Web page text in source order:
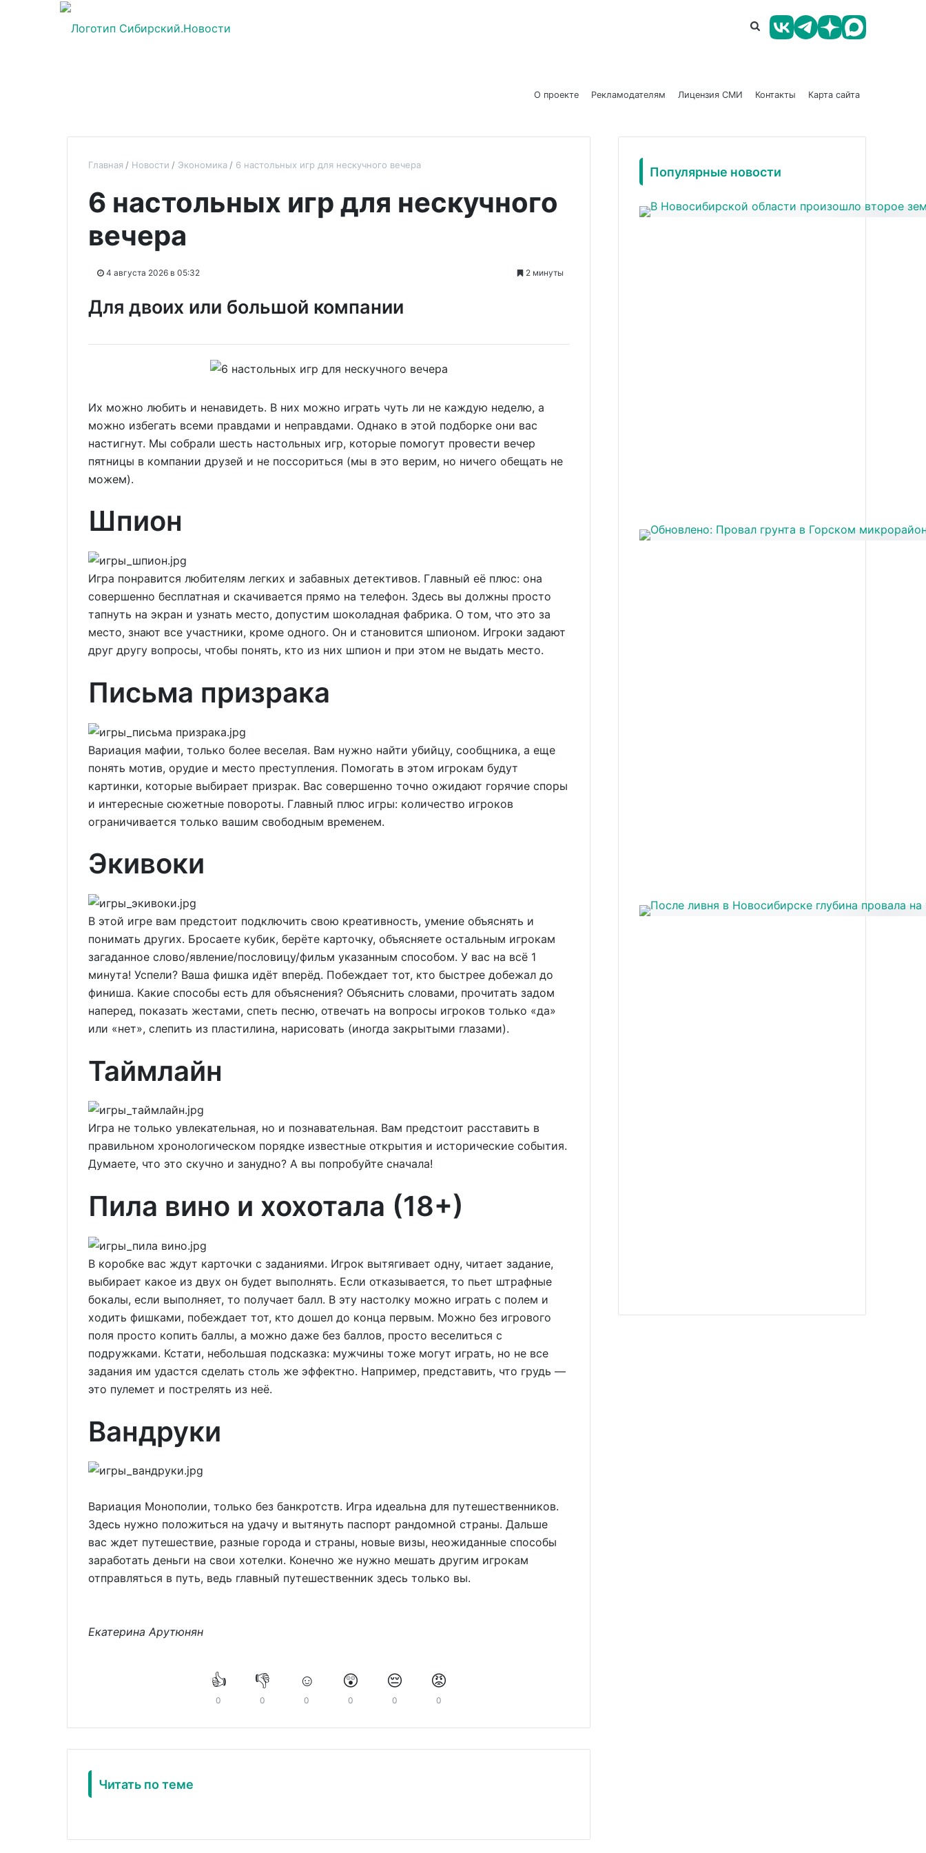
О проекте Рекламодателям Лицензия СМИ Контакты Карта сайта
Главная Новости Экономика 6 настольных игр для нескучного вечера
6 настольных игр для нескучного
вечера
4 августа 2026 в 05:32 2 минуты
Для двоих или большой компании
Их можно любить и ненавидеть. В них можно играть чуть ли не каждую неделю, а
можно избегать всеми правдами и неправдами. Однако в этой подборке они вас
настигнут. Мы собрали шесть настольных игр, которые помогут провести вечер
пятницы в компании друзей и не поссориться (мы в это верим, но ничего обещать не
можем).
Шпион
Игра понравится любителям легких и забавных детективов. Главный её плюс: она
совершенно бесплатная и скачивается прямо на телефон. Здесь вы должны просто
тапнуть на экран и узнать место, допустим шоколадная фабрика. О том, что это за
место, знают все участники, кроме одного. Он и становится шпионом. Игроки задают
друг другу вопросы, чтобы понять, кто из них шпион и при этом не выдать место.
Письма призрака
Вариация мафии, только более веселая. Вам нужно найти убийцу, сообщника, а еще
понять мотив, орудие и место преступления. Помогать в этом игрокам будут
картинки, которые выбирает призрак. Вас совершенно точно ожидают горячие споры
и интересные сюжетные повороты. Главный плюс игры: количество игроков
ограничивается только вашим свободным временем.
Экивоки
В этой игре вам предстоит подключить свою креативность, умение объяснять и
понимать других. Бросаете кубик, берёте карточку, объясняете остальным игрокам
загаданное слово/явление/пословицу/фильм указанным способом. У вас на всё 1
минута! Успели? Ваша фишка идёт вперёд. Побеждает тот, кто быстрее добежал до
финиша. Какие способы есть для объяснения? Объяснить словами, прочитать задом
наперед, показать жестами, спеть песню, отвечать на вопросы игроков только «да»
или «нет», слепить из пластилина, нарисовать (иногда закрытыми глазами).
Таймлайн
Игра не только увлекательная, но и познавательная. Вам предстоит расставить в
правильном хронологическом порядке известные открытия и исторические события.
Думаете, что это скучно и занудно? А вы попробуйте сначала!
Пила вино и хохотала (18+)
В коробке вас ждут карточки с заданиями. Игрок вытягивает одну, читает задание,
выбирает какое из двух он будет выполнять. Если отказывается, то пьет штрафные
бокалы, если выполняет, то получает балл. В эту настолку можно играть с полем и
ходить фишками, побеждает тот, кто дошел до конца первым. Можно без игрового
поля просто копить баллы, а можно даже без баллов, просто веселиться с
подружками. Кстати, небольшая подсказка: мужчины тоже могут играть, но не все
задания им удастся сделать столь же эффектно. Например, представить, что грудь —
это пулемет и пострелять из неё.
Вандруки
Вариация Монополии, только без банкротств. Игра идеальна для путешественников.
Здесь нужно положиться на удачу и вытянуть паспорт рандомной страны. Дальше
вас ждет путешествие, разные города и страны, новые визы, неожиданные способы
заработать деньги на свои хотелки. Конечно же нужно мешать другим игрокам
отправляться в путь, ведь главный путешественник здесь только вы.
Екатерина Арутюнян
👍
0
👎
0
☺️
0
😲
0
😔
0
😡
0
Читать по теме
Популярные новости